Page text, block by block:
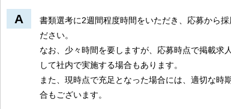
書類選考に2週間程度時間をいただき、応募から
ださい。
なお、少々時間を要しますが、応募時点で掲載求
して社内で実施する場合もあります。
また、現時点で充足となった場合には、適切な時
合もございます。